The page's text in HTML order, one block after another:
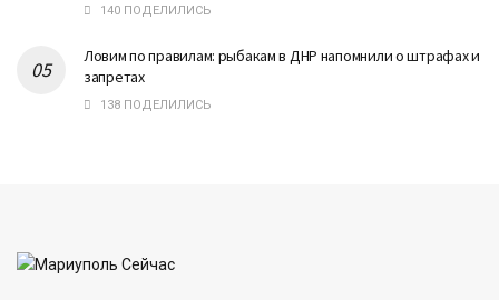
140 ПОДЕЛИЛИСЬ
Ловим по правилам: рыбакам в ДНР напомнили о штрафах и
запретах
138 ПОДЕЛИЛИСЬ